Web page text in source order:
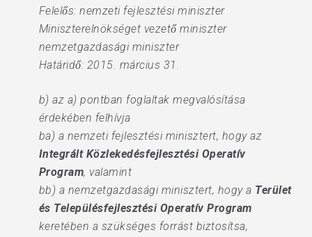
Felelős: nemzeti fejlesztési miniszter
Miniszterelnökséget vezető miniszter
nemzetgazdasági miniszter
Határidő: 2015. március 31.
b) az a) pontban foglaltak megvalósítása
érdekében felhívja
ba) a nemzeti fejlesztési minisztert, hogy az
Integrált Közlekedésfejlesztési Operatív
Program, valamint
bb) a nemzetgazdasági minisztert, hogy a Terület
és Településfejlesztési Operatív Program
keretében a szükséges forrást biztosítsa,